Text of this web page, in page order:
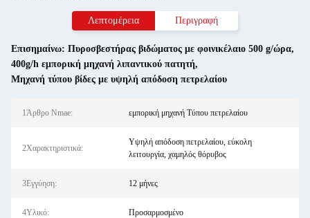
Λεπτομέρεια Περιγραφή
Επισημαίνω: Πυροσβεστήρας βιδώματος με φοινικέλαιο 500 g/ώρα,
400g/h εμπορική μηχανή λιπαντικού πατητή,
Μηχανή τύπου βίδες με υψηλή απόδοση πετρελαίου
1Άρθρο Nmae: εμπορική μηχανή Τύπου πετρελαίου
2Χαρακτηριστικά:
Υψηλή απόδοση πετρελαίου, εύκολη
λειτουργία, χαμηλός θόρυβος
3Εγγύηση: 12 μήνες
4Υλικό: Προσαρμοσμένο